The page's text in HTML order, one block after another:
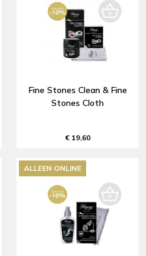
Fine Stones Clean & Fine
Stones Cloth
€ 19,60
ALLEEN ONLINE